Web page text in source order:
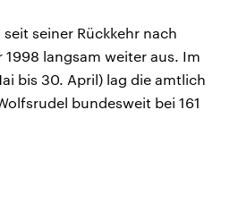
seiner Rückkehr nach
1998 langsam weiter aus. Im
bis 30. April) lag die amtlich
bundesweit bei 161